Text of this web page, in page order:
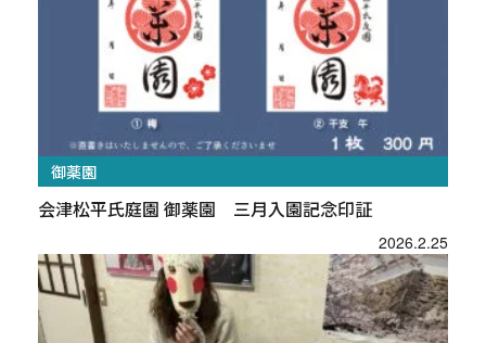
御薬園
会津松平氏庭園 御薬園 三月入園記念印証
2026.2.25